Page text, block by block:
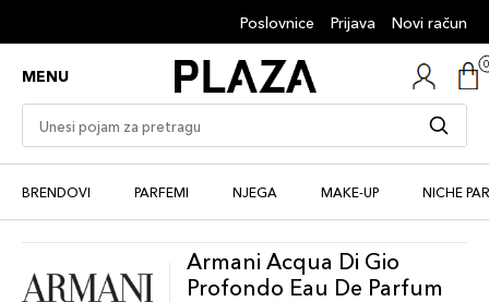
Poslovnice Prijava Novi račun
MENU
BRENDOVI PARFEMI NJEGA MAKE-UP NICHE
Armani Acqua Di Gio
Profondo Eau De Parfum